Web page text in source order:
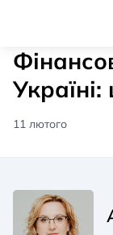
Україні:
11 лютого